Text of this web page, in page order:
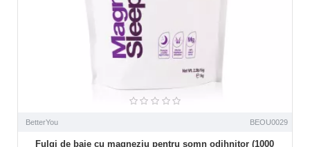
BetterYou BEOU0029
Fulgi de baie cu magneziu pentru somn odihnitor (1000